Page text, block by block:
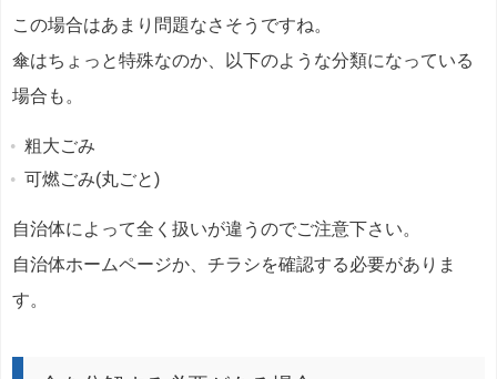
この場合はあまり問題なさそうですね。
傘はちょっと特殊なのか、以下のような分類になっている
場合も。
粗大ごみ
可燃ごみ(丸ごと)
自治体によって全く扱いが違うのでご注意下さい。
自治体ホームページか、チラシを確認する必要がありま
す。